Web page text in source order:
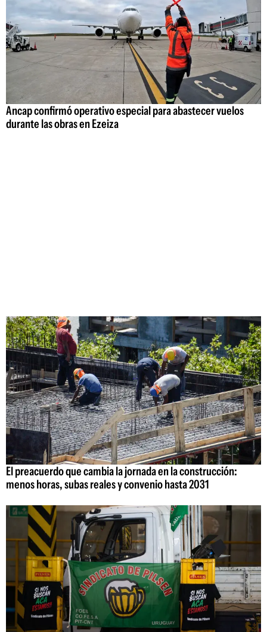
Ancap confirmó operativo especial para abastecer vuelos
durante las obras en Ezeiza
El preacuerdo que cambia la jornada en la construcción:
menos horas, subas reales y convenio hasta 2031